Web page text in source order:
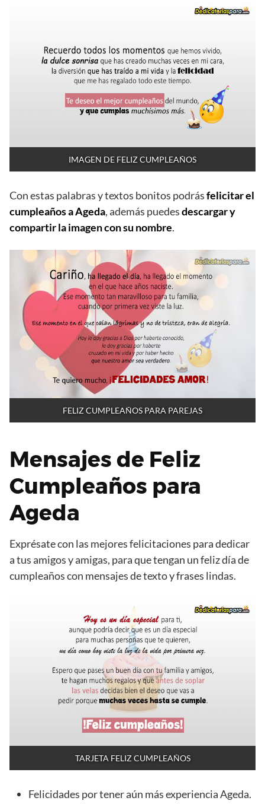
IMAGEN DE FELIZ CUMPLEAÑOS
Con estas palabras y textos bonitos podrásfelicitar el
cumpleaños a Ageda, además puedesdescargar y
compartir la imagen con su nombre.
FELIZ CUMPLEAÑOS PARA PAREJAS
Mensajes de Feliz
Cumpleaños para
Ageda
Exprésate con las mejores felicitaciones para dedicar
a tus amigos y amigas, para que tengan un feliz día de
cumpleaños con mensajes de texto y frases lindas.
TARJETA FELIZ CUMPLEAÑOS
Felicidades por tener aún más experiencia Ageda.